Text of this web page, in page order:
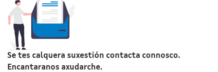
Se tes calquera suxestión contacta connosco.
Encantaranos axudarche.